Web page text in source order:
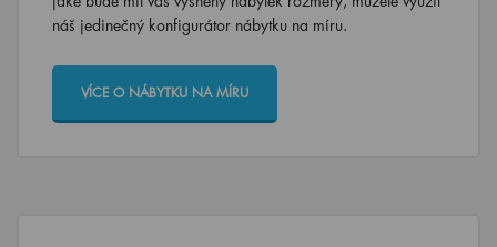
náš jedinečný konfigurátor nábytku na míru.
VÍCE O NÁBYTKU NA MÍRU